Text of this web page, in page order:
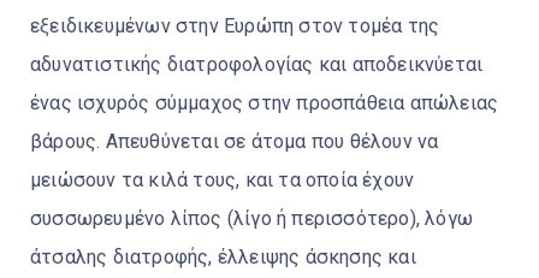
εξειδικευμένων στην Ευρώπη στον τομέα της
αδυνατιστικής διατροφολογίας και αποδεικνύεται
ένας ισχυρός σύμμαχος στην προσπάθεια απώλειας
βάρους. Απευθύνεται σε άτομα που θέλουν να
μειώσουν τα κιλά τους, και τα οποία έχουν
συσσωρευμένο λίπος (λίγο ή περισσότερο), λόγω
άτσαλης διατροφής, έλλειψης άσκησης και